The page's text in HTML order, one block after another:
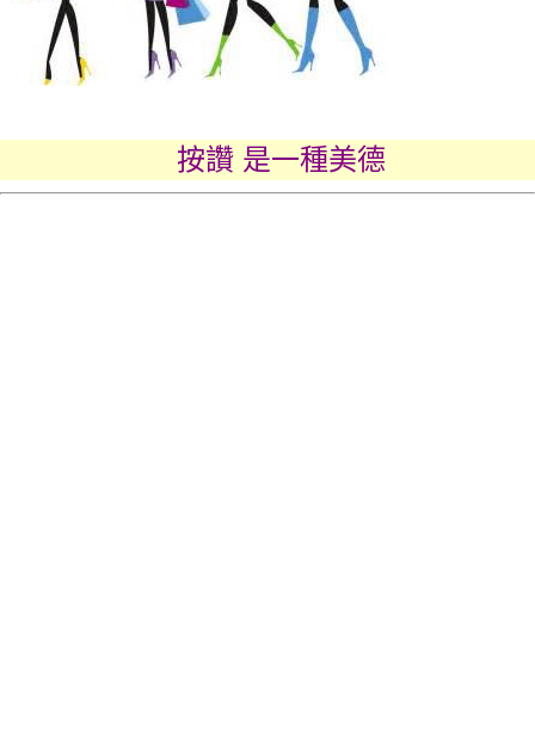
按讚 是一種美德